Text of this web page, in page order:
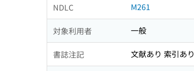
NDLC M261
対象利用者 一般
書誌注記 文献あり 索引あり